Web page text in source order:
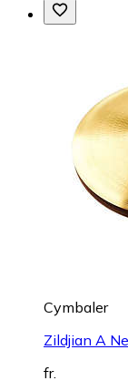
Cymbaler
Zildjian A
fr.